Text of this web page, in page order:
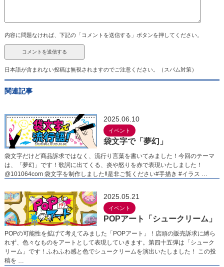
内容に問題なければ、下記の「コメントを送信する」ボタンを押してください。
日本語が含まれない投稿は無視されますのでご注意ください。（スパム対策）
関連記事
2025.06.10
イベント
袋文字で「夢幻」
袋文字だけど商品訴求ではなく、流行り言葉を書いてみました！今回のテーマ
は、「夢幻」です！歌詞に出てくる、炎や怒りを赤で表現いたしました！
@101064com 袋文字を制作しました‼︎︎是非ご覧ください#手描き #イラス …
2025.05.21
イベント
POPアート「シュークリーム」
POPの可能性を拡げて考えてみました「POPアート」！店頭の販売訴求に縛ら
れず、色々なものをアートとして表現していきます。第四十五弾は「シューク
リーム」です！ふわふわ感と色でシュークリームを演出いたしました！ この投
稿を …